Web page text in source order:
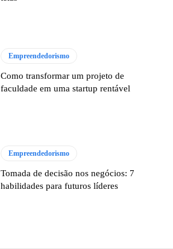
Empreendedorismo
Como transformar um projeto de
faculdade em uma startup rentável
Empreendedorismo
Tomada de decisão nos negócios: 7
habilidades para futuros líderes